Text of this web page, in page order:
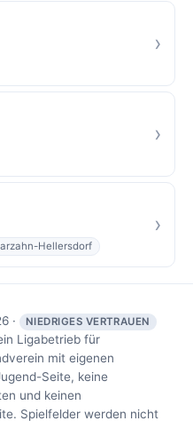
›
›
Hellersdorf
›
· NIEDRIGES VERTRAUEN
Ligabetrieb für
mit eigenen
Seite, keine
und keinen
Spielfelder werden nicht